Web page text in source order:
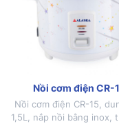
Nồi cơm điện CR-
Nồi cơm điện CR-15,
1,5L, nắp nồi bằng inox,